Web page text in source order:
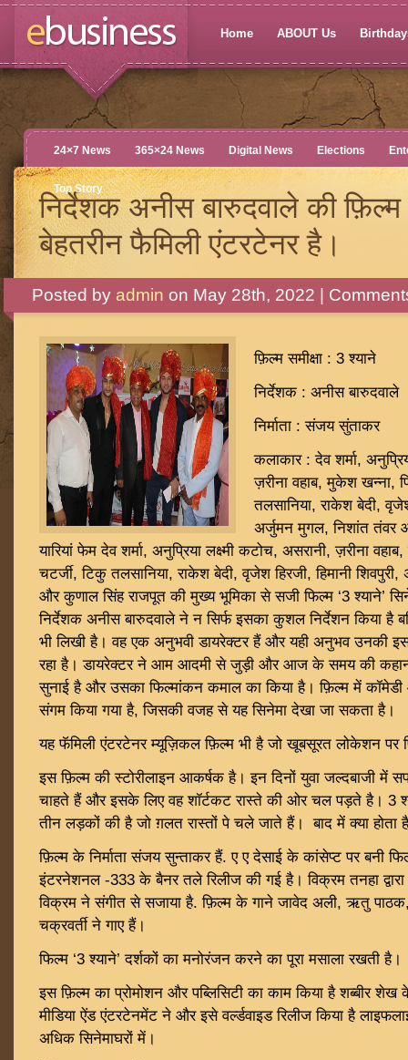
Home ABOUT Us
24×7 News 365×24 News Digital News Elections
Top Story
निर्देशक अनीस बारुदवाले की फ़िल्म
बेहतरीन फैमिली एंटरटेनर है।
Posted by admin on May 28th, 2022 |
फ़िल्म समीक्षा : 3 श्याने
निर्देशक : अनीस बारुदवाले
निर्माता : संजय सुंताकर
कलाकार : देव शर्मा,
ज़रीना वहाब, मुकेश खन्ना,
तलसानिया, राकेश बेदी, वृजेश
अर्जुमन मुगल, निशांत तंवर
यारियां फेम देव शर्मा, अनुप्रिया लक्ष्मी कटोच, असरानी, ज़रीना
चटर्जी, टिकु तलसानिया, राकेश बेदी, वृजेश हिरजी, हिमानी
और कुणाल सिंह राजपूत की मुख्य भूमिका से सजी फिल्म ‘3 श्याने’
निर्देशक अनीस बारुदवाले ने न सिर्फ इसका कुशल निर्देशन किया है
भी लिखी है। वह एक अनुभवी डायरेक्टर हैं और यही अनुभव उनकी
रहा है। डायरेक्टर ने आम आदमी से जुड़ी और आज के समय की
सुनाई है और उसका फिल्मांकन कमाल का किया है। फ़िल्म में
संगम किया गया है, जिसकी वजह से यह सिनेमा देखा जा सकता है।
यह फॅमिली एंटरटेनर म्यूज़िकल फ़िल्म भी है जो खूबसूरत लोकेशन पर
इस फ़िल्म की स्टोरीलाइन आकर्षक है। इन दिनों युवा जल्दबाजी में
चाहते हैं और इसके लिए वह शॉर्टकट रास्ते की ओर चल पड़ते है। 3
तीन लड़कों की है जो ग़लत रास्तों पे चले जाते हैं। बाद में क्या होता
फ़िल्म के निर्माता संजय सुन्ताकर हैं. ए ए देसाई के कांसेप्ट पर बनी
इंटरनेशनल -333 के बैनर तले रिलीज की गई है। विक्रम तनहा
विक्रम ने संगीत से सजाया है. फ़िल्म के गाने जावेद अली, ऋतु पाठक,
चक्रवर्ती ने गाए हैं।
फिल्म ‘3 श्याने’ दर्शकों का मनोरंजन करने का पूरा मसाला रखती है।
इस फ़िल्म का प्रोमोशन और पब्लिसिटी का काम किया है शब्बीर शेख
मीडिया ऐंड एंटरटेनमेंट ने और इसे वर्ल्डवाइड रिलीज किया है
अधिक सिनेमाघरों में।